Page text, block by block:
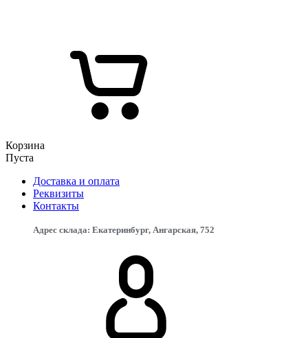
Корзина
Пуста
Доставка и оплата
Реквизиты
Контакты
Адрес склада: Екатеринбург, ​Ангарская, 75​2